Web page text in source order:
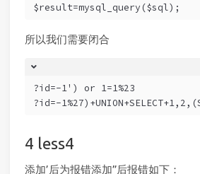
$result=mysql_query($sql);
所以我们需要闭合
?id=-1') or 1=1%23
?id=-
less4
添加’后为报错添加”后报错如下：